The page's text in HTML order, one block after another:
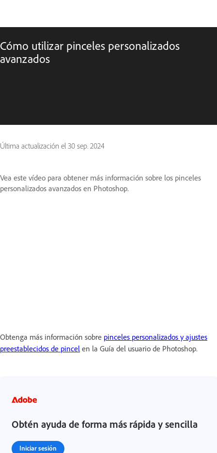
Cómo utilizar pinceles personalizados
avanzados
Última actualización el 30 sep. 2024
Vea este vídeo para obtener más información sobre los pinceles
personalizados avanzados en Photoshop.
Obtenga más información sobre pinceles personalizados y ajustes
preestablecidos de pincel en la Guía del usuario de Photoshop.
Obtén ayuda de forma más rápida y sencilla
Iniciar sesión